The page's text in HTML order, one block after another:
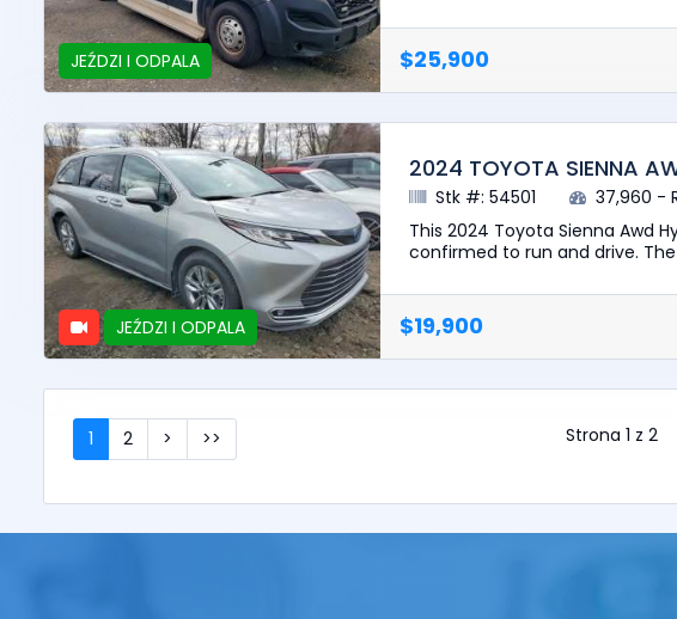
JEŹDZI I ODPALA $25,900
JEŹDZI I ODPALA
2024 TOYOTA SIENNA
Stk #: 54501 37,960 -
This 2024 Toyota Sienna Awd
confirmed to run and drive.
$19,900
1 2 > >> Strona 1 z 2